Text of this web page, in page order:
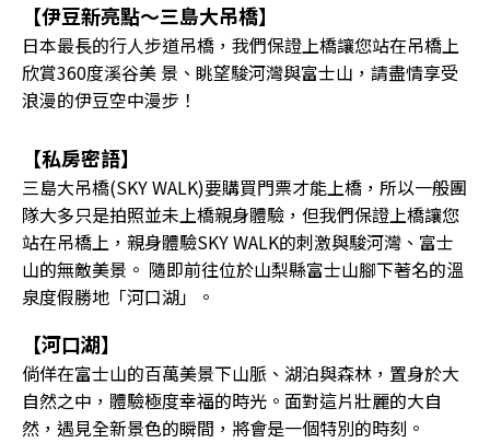
【伊豆新亮點～三島大吊橋】
日本最長的行人步道吊橋，我們保證上橋讓您站在吊橋上
欣賞360度溪谷美 景、眺望駿河灣與富士山，請盡情享受
浪漫的伊豆空中漫步！
【私房密語】
三島大吊橋(SKY WALK)要購買門票才能上橋，所以一般團
隊大多只是拍照並未上橋親身體驗，但我們保證上橋讓您
站在吊橋上，親身體驗SKY WALK的刺激與駿河灣、富士
山的無敵美景。 隨即前往位於山梨縣富士山腳下著名的溫
泉度假勝地「河口湖」。
【河口湖】
倘佯在富士山的百萬美景下山脈、湖泊與森林，置身於大
自然之中，體驗極度幸福的時光。面對這片壯麗的大自
然，遇見全新景色的瞬間，將會是一個特別的時刻。